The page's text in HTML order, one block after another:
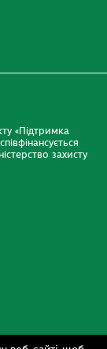
«Підтримка
захисту